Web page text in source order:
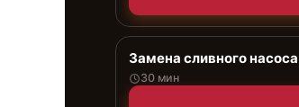
Замена сливного насоса
30 мин